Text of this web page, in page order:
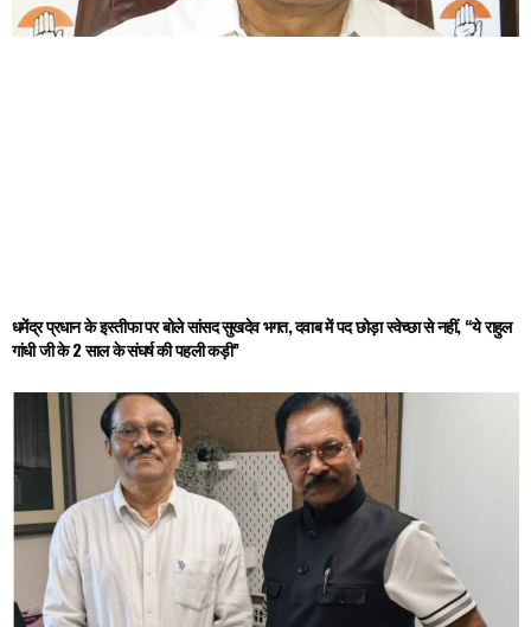
धमेंद्र प्रधान के इस्तीफा पर बोले सांसद सुखदेव भगत, दवाब में पद छोड़ा स्वेच्छा से नहीं, “ये राहुल
गांधी जी के 2 साल के संघर्ष की पहली कड़ी”